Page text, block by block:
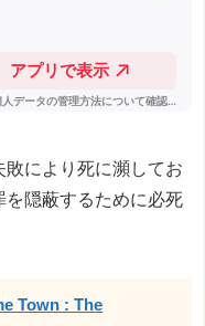
により死に瀕してお
を隠蔽するために必死
Town : The